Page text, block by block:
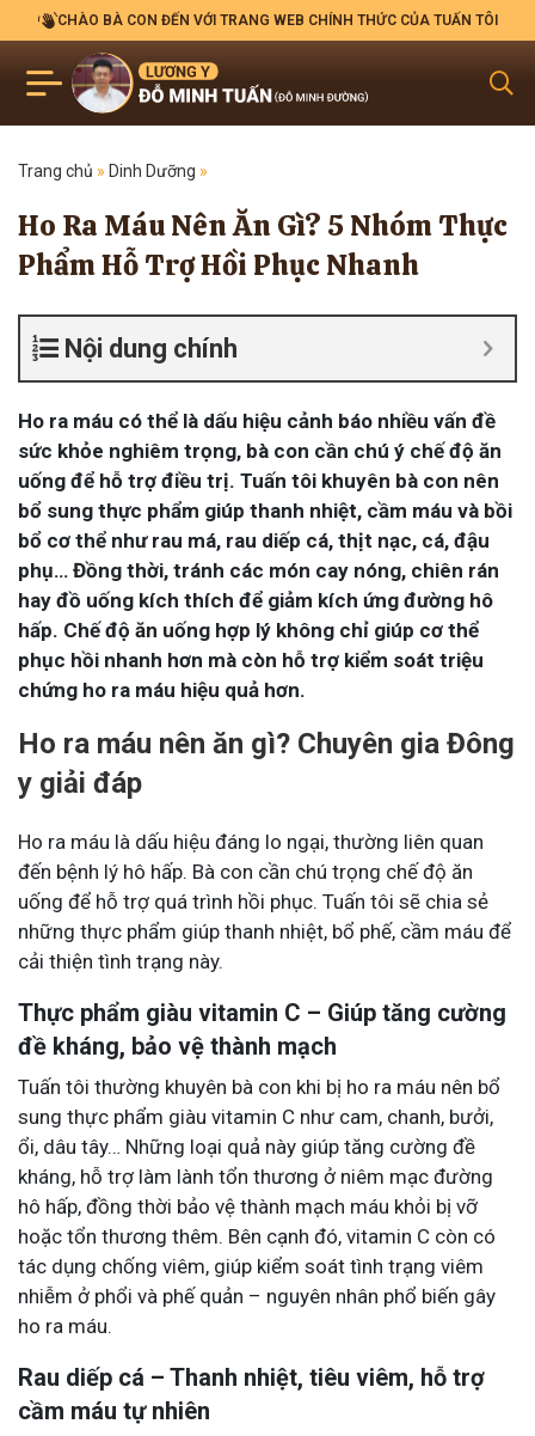
CHÀO BÀ CON ĐẾN VỚI TRANG WEB CHÍNH THỨC CỦA TUẤN TÔI
Trang chủ » Dinh Dưỡng »
Ho Ra Máu Nên Ăn Gì? 5 Nhóm Thực
Phẩm Hỗ Trợ Hồi Phục Nhanh
Nội dung chính
Ho ra máu có thể là dấu hiệu cảnh báo nhiều vấn đề
sức khỏe nghiêm trọng, bà con cần chú ý chế độ ăn
uống để hỗ trợ điều trị. Tuấn tôi khuyên bà con nên
bổ sung thực phẩm giúp thanh nhiệt, cầm máu và bồi
bổ cơ thể như rau má, rau diếp cá, thịt nạc, cá, đậu
phụ… Đồng thời, tránh các món cay nóng, chiên rán
hay đồ uống kích thích để giảm kích ứng đường hô
hấp. Chế độ ăn uống hợp lý không chỉ giúp cơ thể
phục hồi nhanh hơn mà còn hỗ trợ kiểm soát triệu
chứng ho ra máu hiệu quả hơn.
Ho ra máu nên ăn gì? Chuyên gia Đông
y giải đáp
Ho ra máu là dấu hiệu đáng lo ngại, thường liên quan
đến bệnh lý hô hấp. Bà con cần chú trọng chế độ ăn
uống để hỗ trợ quá trình hồi phục. Tuấn tôi sẽ chia sẻ
những thực phẩm giúp thanh nhiệt, bổ phế, cầm máu để
cải thiện tình trạng này.
Thực phẩm giàu vitamin C – Giúp tăng cường
đề kháng, bảo vệ thành mạch
Tuấn tôi thường khuyên bà con khi bị ho ra máu nên bổ
sung thực phẩm giàu vitamin C như cam, chanh, bưởi,
ổi, dâu tây… Những loại quả này giúp tăng cường đề
kháng, hỗ trợ làm lành tổn thương ở niêm mạc đường
hô hấp, đồng thời bảo vệ thành mạch máu khỏi bị vỡ
hoặc tổn thương thêm. Bên cạnh đó, vitamin C còn có
tác dụng chống viêm, giúp kiểm soát tình trạng viêm
nhiễm ở phổi và phế quản – nguyên nhân phổ biến gây
ho ra máu.
Rau diếp cá – Thanh nhiệt, tiêu viêm, hỗ trợ
cầm máu tự nhiên